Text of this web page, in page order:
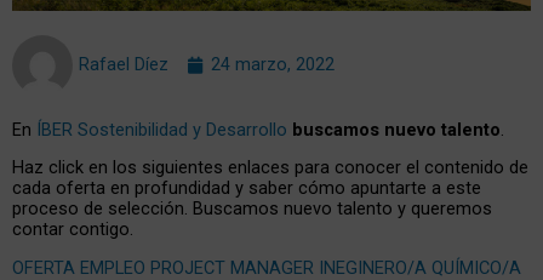
Rafael Díez 24 marzo, 2022
En ÍBER Sostenibilidad y Desarrollo buscamos nuevo talento.
Haz click en los siguientes enlaces para conocer el contenido de
cada oferta en profundidad y saber cómo apuntarte a este
proceso de selección. Buscamos nuevo talento y queremos
contar contigo.
OFERTA EMPLEO PROJECT MANAGER INEGINERO/A QUÍMICO/A